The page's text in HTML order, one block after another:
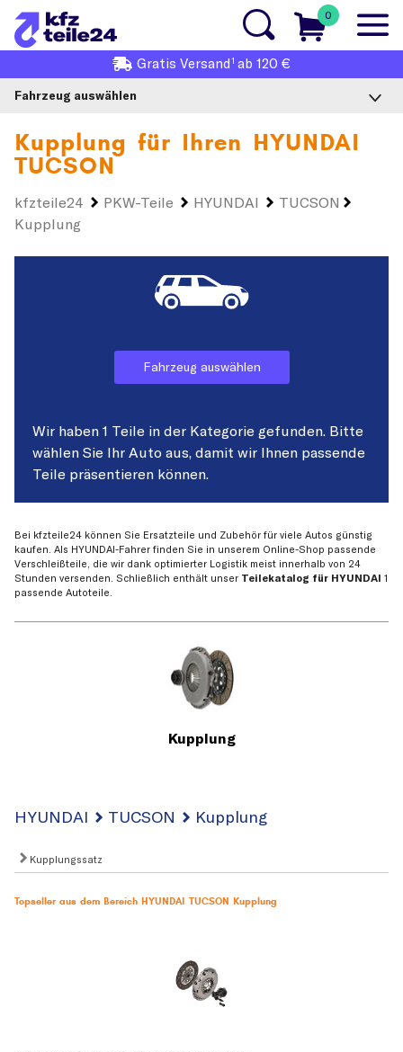
0
Gratis Versand1 ab 120 €
Fahrzeug auswählen
Kupplung für Ihren HYUNDAI
TUCSON
kfzteile24 PKW-Teile HYUNDAI
TUCSON
Kupplung
Fahrzeug auswählen
Wir haben 1 Teile in der Kategorie gefunden. Bitte
wählen Sie Ihr Auto aus, damit wir Ihnen passende
Teile präsentieren können.
Bei kfzteile24 können Sie Ersatzteile und Zubehör für viele Autos günstig
kaufen. Als HYUNDAI-Fahrer finden Sie in unserem Online-Shop passende
Verschleißteile, die wir dank optimierter Logistik meist innerhalb von 24
Stunden versenden. Schließlich enthält unser Teilekatalog für HYUNDAI 1
passende Autoteile.
Kupplung
HYUNDAI TUCSON Kupplung
Kupplungssatz
Topseller aus dem Bereich HYUNDAI TUCSON Kupplung